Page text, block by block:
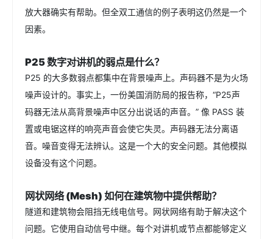
放大器确实有帮助。但全双工通信的例子表明这仍然是一个
因素。
P25 数字对讲机的弱点是什么？
P25 的大多数弱点都集中在背景噪声上。声码器不是为火场
噪声设计的。事实上，一份美国消防局的报告称，“P25声
码器无法从高背景噪声中区分出说话的声音。” 像 PASS 装
置或电锯这样的响亮声音会使它失灵。声码器无法分离语
音。噪音变得无法辨认。这是一个大的安全问题。其他模拟
设备没有这个问题。
网状网络 (Mesh) 如何在建筑物中提供帮助？
隧道和建筑物会阻挡无线电信号。网状网络有助于解决这个
问题。它使用自动信号中继。每个对讲机或节点都能够定义